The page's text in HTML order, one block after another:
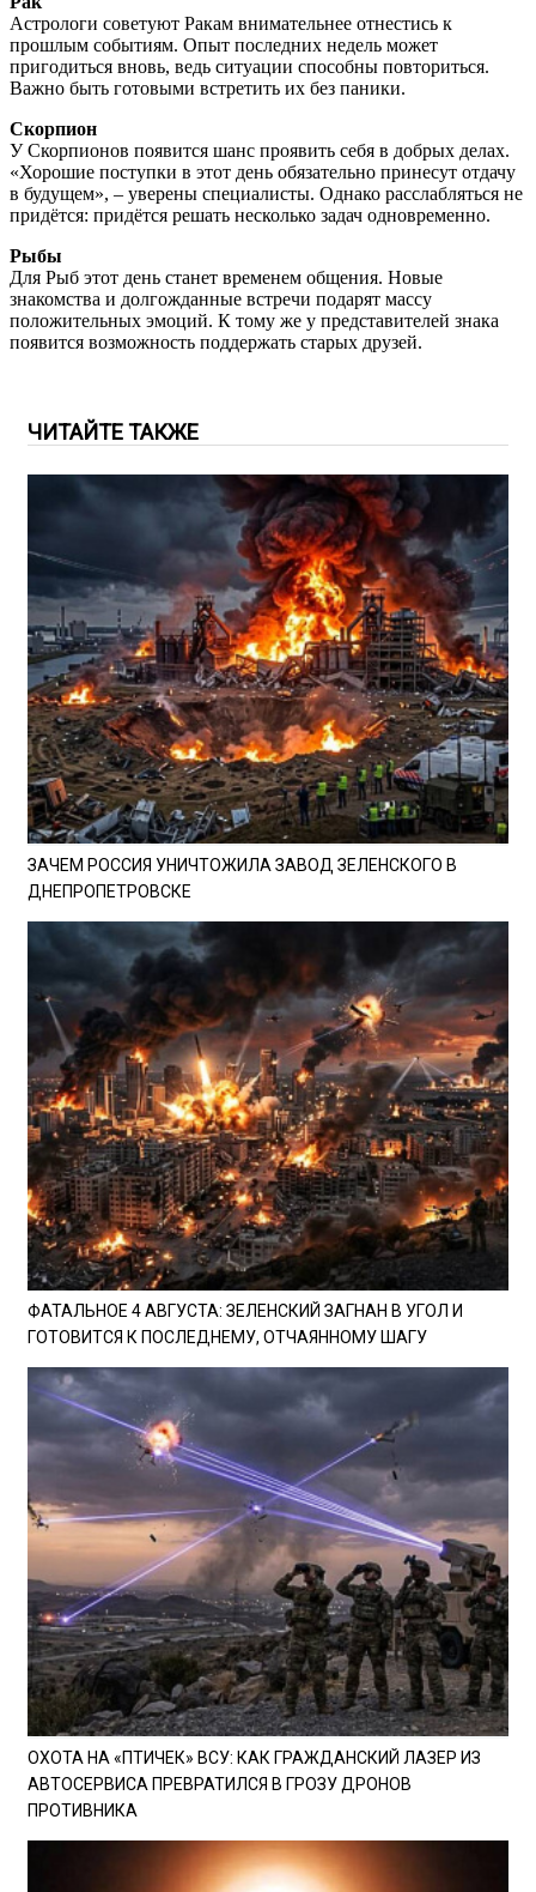
Астрологи советуют Ракам внимательнее отнестись к
прошлым событиям. Опыт последних недель может
пригодиться вновь, ведь ситуации способны повториться.
Важно быть готовыми встретить их без паники.
Скорпион
У Скорпионов появится шанс проявить себя в добрых делах.
«Хорошие поступки в этот день обязательно принесут отдачу
в будущем», – уверены специалисты. Однако расслабляться не
придётся: придётся решать несколько задач одновременно.
Рыбы
Для Рыб этот день станет временем общения. Новые
знакомства и долгожданные встречи подарят массу
положительных эмоций. К тому же у представителей знака
появится возможность поддержать старых друзей.
ЧИТАЙТЕ ТАКЖЕ
ЗАЧЕМ РОССИЯ УНИЧТОЖИЛА ЗАВОД ЗЕЛЕНСКОГО В
ДНЕПРОПЕТРОВСКЕ
ФАТАЛЬНОЕ 4 АВГУСТА: ЗЕЛЕНСКИЙ ЗАГНАН В УГОЛ И
ГОТОВИТСЯ К ПОСЛЕДНЕМУ, ОТЧАЯННОМУ ШАГУ
ОХОТА НА «ПТИЧЕК» ВСУ: КАК ГРАЖДАНСКИЙ ЛАЗЕР ИЗ
АВТОСЕРВИСА ПРЕВРАТИЛСЯ В ГРОЗУ ДРОНОВ
ПРОТИВНИКА